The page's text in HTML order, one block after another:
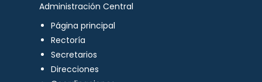
Administración Central
Página principal
Rectoría
Secretarios
Direcciones